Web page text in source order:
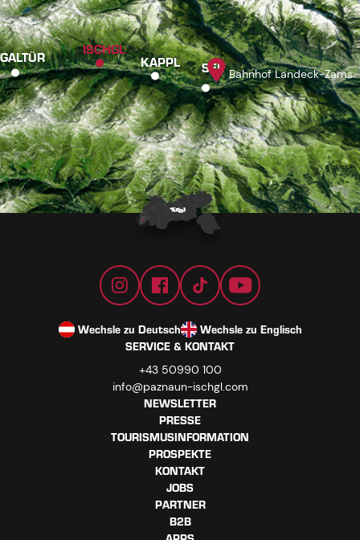
GALTÜR ISCHGL
KAPPL SEE Bahnhof Landeck-Zams
Wechsle zu Deutsch
Wechsle zu Englisch
SERVICE & KONTAKT
+43 50990 100
info@paznaun-ischgl.com
NEWSLETTER
PRESSE
TOURISMUSINFORMATION
PROSPEKTE
KONTAKT
JOBS
PARTNER
B2B